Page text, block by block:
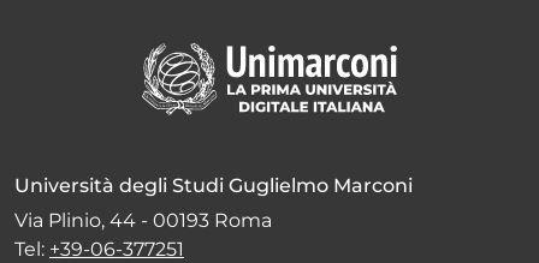
Università degli Studi Guglielmo Marconi
Via Plinio, 44 - 00193 Roma
Tel: +39-06-377251